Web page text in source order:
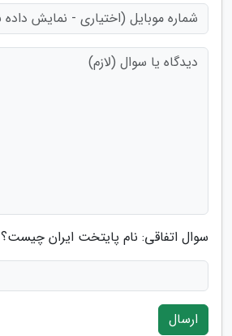
سوال اتفاقی: نام پایتخت ایران چیست؟
ارسال